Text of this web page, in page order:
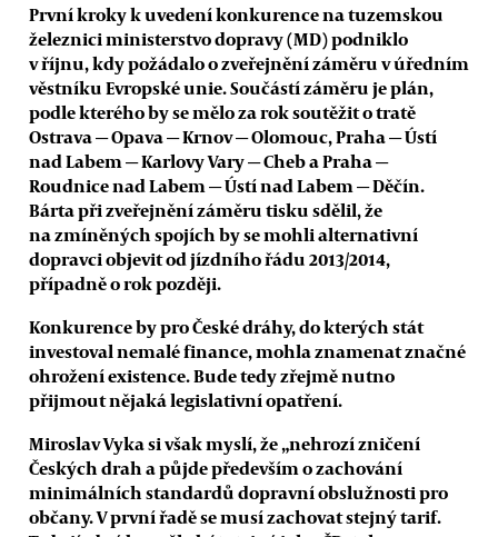
První kroky k uvedení konkurence na tuzemskou
železnici ministerstvo dopravy (MD) podniklo
v říjnu, kdy požádalo o zveřejnění záměru v úředním
věstníku Evropské unie. Součástí záměru je plán,
podle kterého by se mělo za rok soutěžit o tratě
Ostrava—Opava—Krnov—Olomouc, Praha—Ústí
nad Labem—Karlovy Vary—Cheb a Praha—
Roudnice nad Labem—Ústí nad Labem—Děčín.
Bárta při zveřejnění záměru tisku sdělil, že
na zmíněných spojích by se mohli alternativní
dopravci objevit od jízdního řádu 2013/2014,
případně o rok později.
Konkurence by pro České dráhy, do kterých stát
investoval nemalé finance, mohla znamenat značné
ohrožení existence. Bude tedy zřejmě nutno
přijmout nějaká legislativní opatření.
Miroslav Vyka si však myslí, že „nehrozí zničení
Českých drah a půjde především o zachování
minimálních standardů dopravní obslužnosti pro
občany. V první řadě se musí zachovat stejný tarif.